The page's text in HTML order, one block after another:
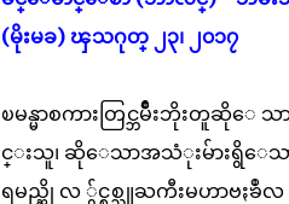
(မိုးမခ) ၾသဂုတ္ ၂၃၊ ၂၀၁၇
ၿမန္မာစကားတြင္ဘမ်ိဳးဘိုးတူဆိုေ
င္းသူ၊ ဆိုေသာအသံုးမ်ားရွိေသ
ရမည္ဆို လ ်ွင္စစ္သူႀကီးမဟာဗႏၶဳ